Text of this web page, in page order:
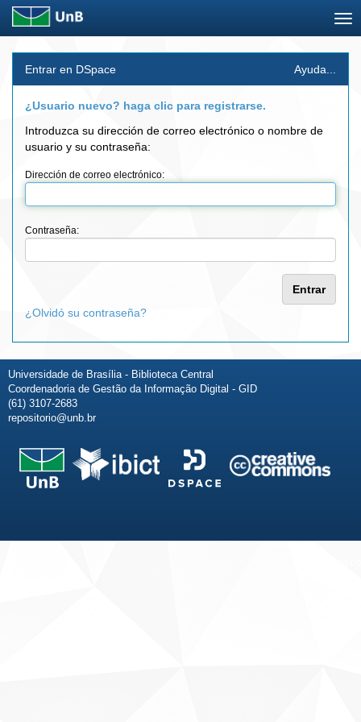
navigationEntrar en DSpace Ayuda...
¿Usuario nuevo? haga clic para registrarse.
Introduzca su dirección de correo electrónico o nombre de
usuario y su contraseña:
Dirección de correo electrónico:
Contraseña:
¿Olvidó su contraseña?
Universidade de Brasília - Biblioteca Central
Coordenadoria de Gestão da Informação Digital - GID
(61) 3107-2683
repositorio@unb.br